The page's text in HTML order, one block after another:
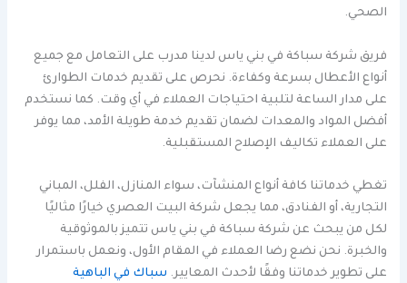
الصحي.
فريق شركة سباكة في بني ياس لدينا مدرب على التعامل مع جميع
أنواع الأعطال بسرعة وكفاءة. نحرص على تقديم خدمات الطوارئ
على مدار الساعة لتلبية احتياجات العملاء في أي وقت. كما نستخدم
أفضل المواد والمعدات لضمان تقديم خدمة طويلة الأمد، مما يوفر
على العملاء تكاليف الإصلاح المستقبلية.
تغطي خدماتنا كافة أنواع المنشآت، سواء المنازل، الفلل، المباني
التجارية، أو الفنادق، مما يجعل شركة البيت العصري خيارًا مثاليًا
لكل من يبحث عن شركة سباكة في بني ياس تتميز بالموثوقية
والخبرة. نحن نضع رضا العملاء في المقام الأول، ونعمل باستمرار
على تطوير خدماتنا وفقًا لأحدث المعايير. سباك في الباهية